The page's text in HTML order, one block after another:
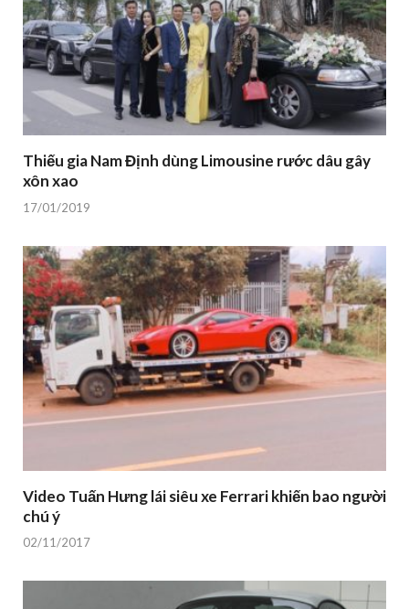
Thiếu gia Nam Định dùng Limousine rước dâu gây
xôn xao
17/01/2019
Video Tuấn Hưng lái siêu xe Ferrari khiến bao người
chú ý
02/11/2017